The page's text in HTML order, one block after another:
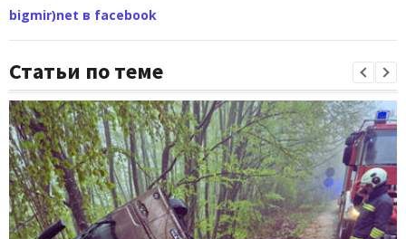
bigmir)net в facebook
Статьи по теме